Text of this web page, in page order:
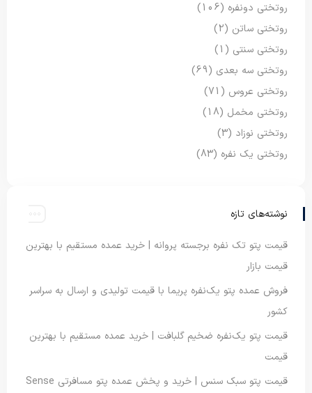
روتختی دونفره (106)
روتختی ساتن (2)
روتختی سنتی (1)
روتختی سه بعدی (69)
روتختی عروس (71)
روتختی مخمل (18)
روتختی نوزاد (3)
روتختی یک نفره (83)
نوشته‌های تازه
قیمت پتو تک نفره برجسته پروانه | خرید عمده مستقیم با بهترین
قیمت بازار
فروش عمده پتو یک‌نفره پریما با قیمت تولیدی و ارسال به سراسر
کشور
قیمت پتو یک‌نفره ضخیم گلبافت | خرید عمده مستقیم با بهترین
قیمت
قیمت پتو سبک سنس | خرید و پخش عمده پتو مسافرتی Sense